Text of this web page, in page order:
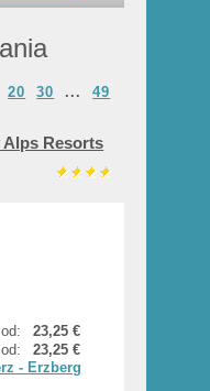
20 30 ...49
Resorts
23,25 €
23,25 €
- Erzberg